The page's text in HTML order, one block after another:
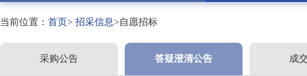
当前位置： 首页> 招采信息>自愿招标
采购公告 答疑澄清公告 成